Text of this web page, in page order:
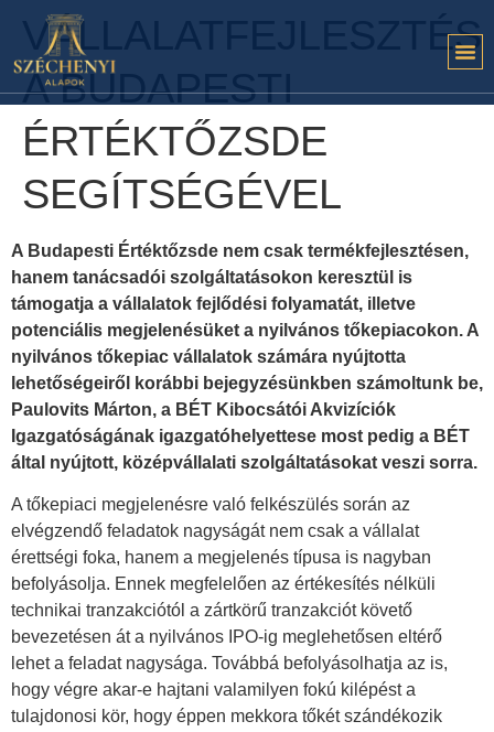
VÁLLALATFEJLESZTÉS
A BUDAPESTI
ÉRTÉKTŐZSDE
SEGÍTSÉGÉVEL
A Budapesti Értéktőzsde nem csak termékfejlesztésen,
hanem tanácsadói szolgáltatásokon keresztül is
támogatja a vállalatok fejlődési folyamatát, illetve
potenciális megjelenésüket a nyilvános tőkepiacokon. A
nyilvános tőkepiac vállalatok számára nyújtotta
lehetőségeiről korábbi bejegyzésünkben számoltunk be,
Paulovits Márton, a BÉT Kibocsátói Akvizíciók
Igazgatóságának igazgatóhelyettese most pedig a BÉT
által nyújtott, középvállalati szolgáltatásokat veszi sorra.
A tőkepiaci megjelenésre való felkészülés során az
elvégzendő feladatok nagyságát nem csak a vállalat
érettségi foka, hanem a megjelenés típusa is nagyban
befolyásolja. Ennek megfelelően az értékesítés nélküli
technikai tranzakciótól a zártkörű tranzakciót követő
bevezetésen át a nyilvános IPO-ig meglehetősen eltérő
lehet a feladat nagysága. Továbbá befolyásolhatja az is,
hogy végre akar-e hajtani valamilyen fokú kilépést a
tulajdonosi kör, hogy éppen mekkora tőkét szándékozik